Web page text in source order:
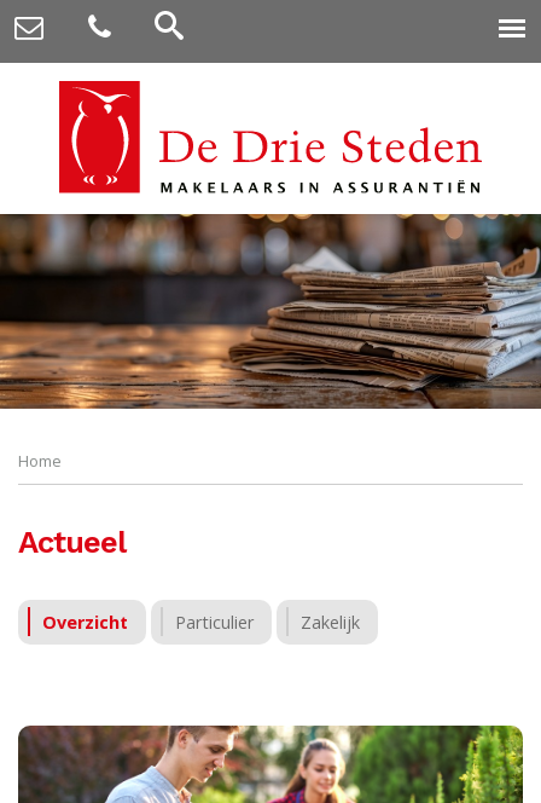
Home
Actueel
Overzicht Particulier Zakelijk